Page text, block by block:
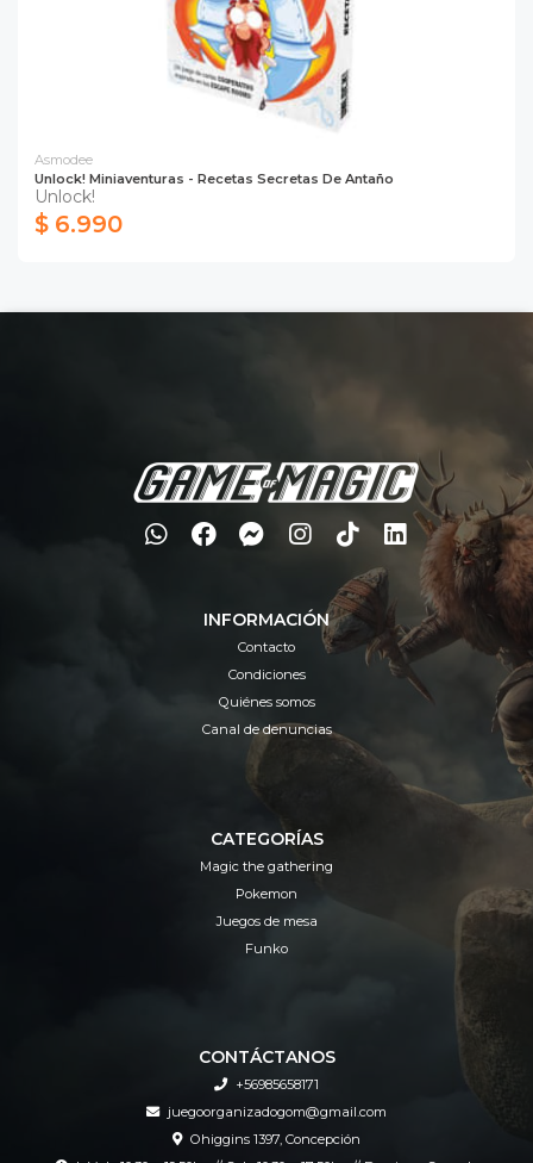
Asmodee
Unlock! Miniaventuras - Recetas Secretas De Antaño
Unlock!
$ 6.990
INFORMACIÓN
Contacto
Condiciones
Quiénes somos
Canal de denuncias
CATEGORÍAS
Magic the gathering
Pokemon
Juegos de mesa
Funko
CONTÁCTANOS
+56985658171
juegoorganizadogom@gmail.com
Ohiggins 1397, Concepción